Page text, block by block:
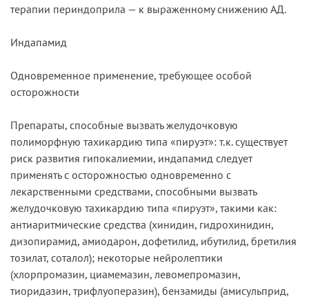
терапии периндоприла — к выраженному снижению АД.
Индапамид
Одновременное применение, требующее особой
осторожности
Препараты, способные вызвать желудочковую
полиморфную тахикардию типа «пируэт»: т.к. существует
риск развития гипокалиемии, индапамид следует
применять с осторожностью одновременно с
лекарственными средствами, способными вызвать
желудочковую тахикардию типа «пируэт», такими как:
антиаритмические средства (хинидин, гидрохинидин,
дизопирамид, амиодарон, дофетилид, ибутилид, бретилия
тозилат, соталол); некоторые нейролептики
(хлорпромазин, циамемазин, левомепромазин,
тиоридазин, трифлуоперазин), бензамиды (амисульприд,